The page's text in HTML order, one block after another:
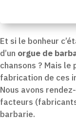
Et si le bonheur
d’un orgue de
chansons ? Mais
fabrication de ces
Nous avons
facteurs
barbarie.